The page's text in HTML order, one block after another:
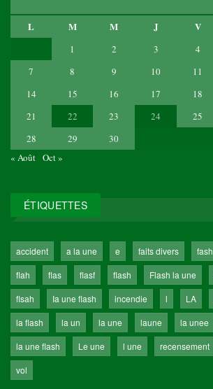
L M M J V
1 2 3 4
7
8 9 10 11
14
15 16 17 18
21
22 23 24 25
28
29
30
« Août Oct »
ÉTIQUETTES
accident a la une e faits divers fash
flah
flas flasf flash Flash la une
flsah
Ia une flash incendie l LA
la flash
la un la une laune la unee
la une flash
Le une l une recensement
vol